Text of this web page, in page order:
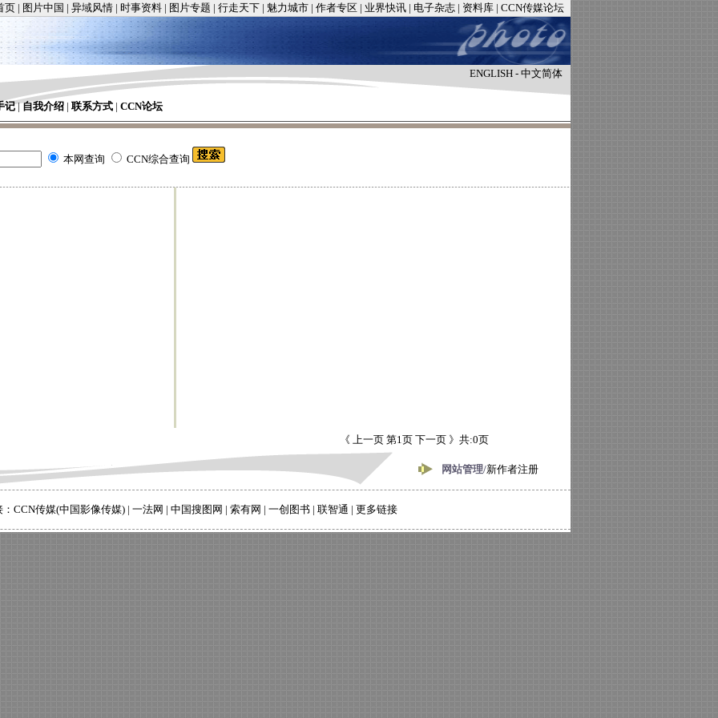
页 | 图片中国 | 异域风情 | 时事资料 | 图片专题 | 行走天下 | 魅力城市 | 作者专区 | 业界快讯 | 电子杂志 | 资料库 | CCN传媒论坛
ENGLISH - 中文简体
记|自我介绍 | 联系方式 | CCN论坛
本网查询 CCN综合查询
《 上一页 第1页下一页 》 共:0页
网站管理/新作者注册
CCN传媒(中国影像传媒) | 一法网 | 中国搜图网 | 索有网 | 一创图书 | 联智通 | 更多链接